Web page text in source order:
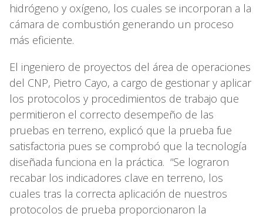
hidrógeno y oxígeno, los cuales se incorporan a la
cámara de combustión generando un proceso
más eficiente.
El ingeniero de proyectos del área de operaciones
del CNP, Pietro Cayo, a cargo de gestionar y aplicar
los protocolos y procedimientos de trabajo que
permitieron el correcto desempeño de las
pruebas en terreno, explicó que la prueba fue
satisfactoria pues se comprobó que la tecnología
diseñada funciona en la práctica. “Se lograron
recabar los indicadores clave en terreno, los
cuales tras la correcta aplicación de nuestros
protocolos de prueba proporcionaron la